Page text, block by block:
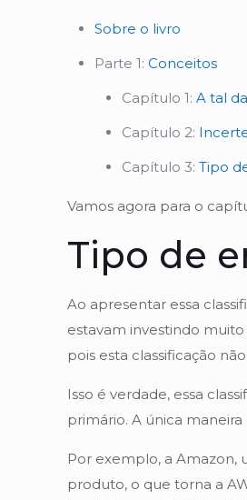
Sobre o livro
Parte 1:Conceitos
Capítulo 1:A tal
Capítulo 2:
Capítulo 3:Tipo
Vamos agora para o
Tipo de
Ao apresentar essa
estavam investindo
pois esta classificação
Isso é verdade, essa
primário. A única
Por exemplo, a Amazon,
produto, o que torna a